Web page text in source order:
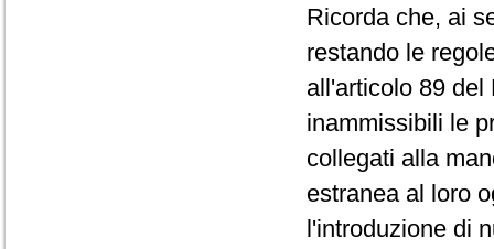
Ricorda che, ai
restando le
all'articolo 89 del
inammissibili le
collegati alla
estranea al loro
l'introduzione di